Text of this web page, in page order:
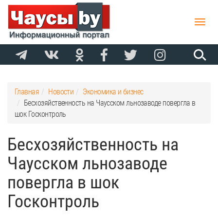
Toggle
Главная Новости
Экономика и бизнес
Бесхозяйственность на Чаусском льнозаводе повергла в
шок Госконтроль
Бесхозяйственность на
Чаусском льнозаводе
повергла в шок
Госконтроль